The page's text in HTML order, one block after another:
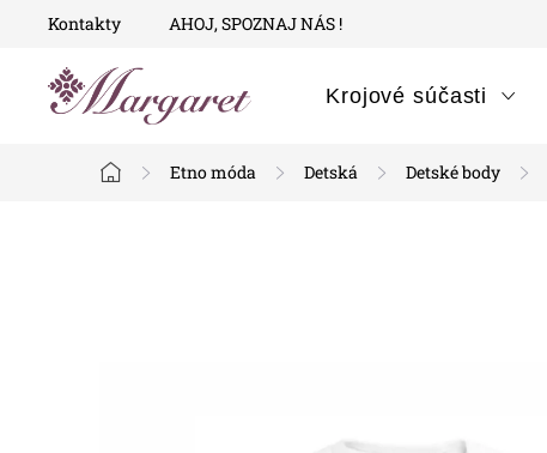
PrejsťKontakty AHOJ, SPOZNAJ NÁS !
Krojové súčasti
Domov
Etno móda Detská Detské body